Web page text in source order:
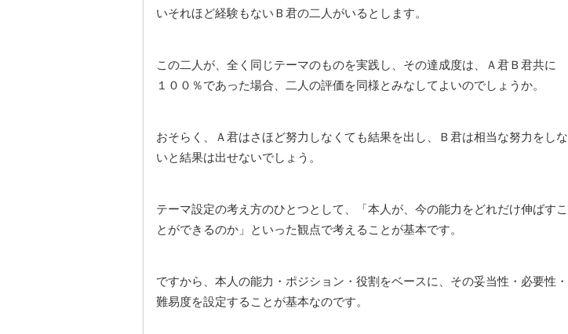
いそれほど経験もないＢ君の二人がいるとします。
この二人が、全く同じテーマのものを実践し、その達成度は、Ａ君Ｂ君共に
１００％であった場合、二人の評価を同様とみなしてよいのでしょうか。
おそらく、Ａ君はさほど努力しなくても結果を出し、Ｂ君は相当な努力をしな
いと結果は出せないでしょう。
テーマ設定の考え方のひとつとして、「本人が、今の能力をどれだけ伸ばすこ
とができるのか」といった観点で考えることが基本です。
ですから、本人の能力・ポジション・役割をベースに、その妥当性・必要性・
難易度を設定することが基本なのです。